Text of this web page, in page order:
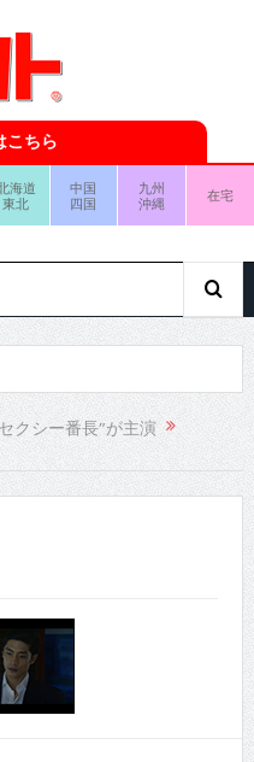
こちら
海道
東北
中国
四国
九州
沖縄
在宅
クシー番長”が主演